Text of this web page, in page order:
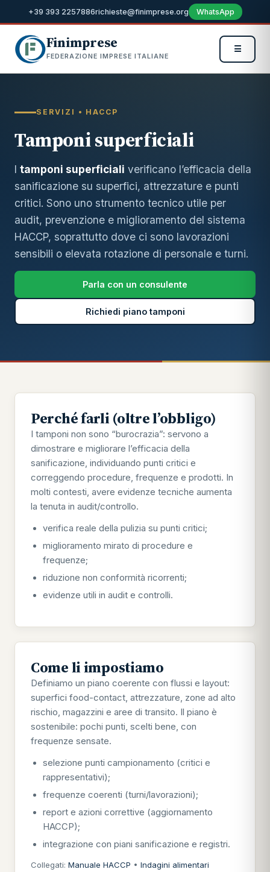
+39 393 2257886richieste@finimprese.org WhatsApp
Finimprese
FEDERAZIONE IMPRESE ITALIANE
☰
SERVIZI • HACCP
Tamponi superficiali
I tamponi superficiali verificano l’efficacia della
sanificazione su superfici, attrezzature e punti
critici. Sono uno strumento tecnico utile per
audit, prevenzione e miglioramento del sistema
HACCP, soprattutto dove ci sono lavorazioni
sensibili o elevata rotazione di personale e turni.
Parla con un consulente
Richiedi piano tamponi
Perché farli (oltre l’obbligo)
I tamponi non sono “burocrazia”: servono a
dimostrare e migliorare l’efficacia della
sanificazione, individuando punti critici e
correggendo procedure, frequenze e prodotti. In
molti contesti, avere evidenze tecniche aumenta
la tenuta in audit/controllo.
verifica reale della pulizia su punti critici;
miglioramento mirato di procedure e
frequenze;
riduzione non conformità ricorrenti;
evidenze utili in audit e controlli.
Come li impostiamo
Definiamo un piano coerente con flussi e layout:
superfici food-contact, attrezzature, zone ad alto
rischio, magazzini e aree di transito. Il piano è
sostenibile: pochi punti, scelti bene, con
frequenze sensate.
selezione punti campionamento (critici e
rappresentativi);
frequenze coerenti (turni/lavorazioni);
report e azioni correttive (aggiornamento
HACCP);
integrazione con piani sanificazione e registri.
Collegati: Manuale HACCP • Indagini alimentari